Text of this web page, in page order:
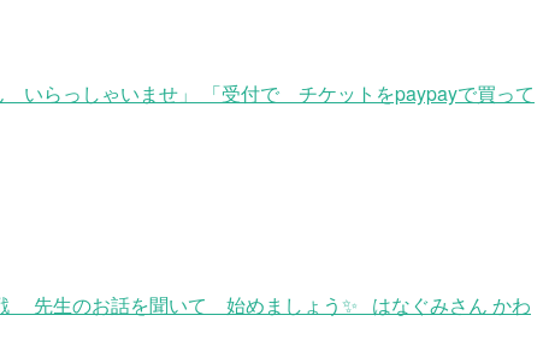
らっしゃいませ」 「受付で チケットをpaypayで買って
先生のお話を聞いて 始めましょう✨ はなぐみさん かわ